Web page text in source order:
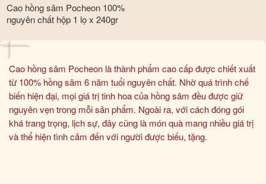
Cao hồng sâm Pocheon 100%
nguyên chất hộp 1 lọ x 240gr
Cao hồng sâm Pocheon là thành phẩm cao cấp được chiết xuất
từ 100% hồng sâm 6 năm tuổi nguyên chất. Nhờ quá trình chế
biến hiện đại, mọi giá trị tinh hoa của hồng sâm đều được giữ
nguyên vẹn trong mỗi sản phẩm. Ngoài ra, với cách đóng gói
khá trang trọng, lịch sự, đây cũng là món quà mang nhiều giá trị
và thể hiện tình cảm đến với người được biếu, tặng.